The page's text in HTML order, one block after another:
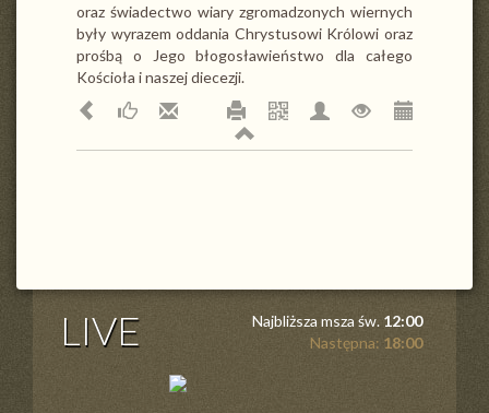
oraz świadectwo wiary zgromadzonych wiernych
były wyrazem oddania Chrystusowi Królowi oraz
prośbą o Jego błogosławieństwo dla całego
Kościoła i naszej diecezji.
LIVE Najbliższa msza św. 12:00
Następna: 18:00